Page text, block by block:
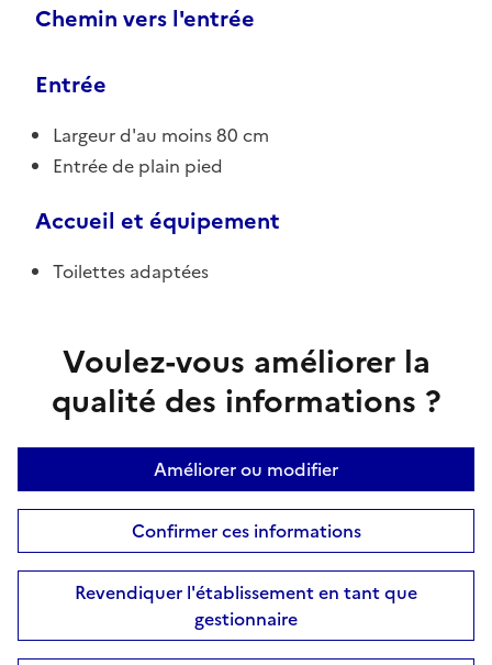
Chemin vers l'entrée
Entrée
Largeur d'au moins 80 cm
Entrée de plain pied
Accueil et équipement
Toilettes adaptées
Voulez-vous améliorer la
qualité des informations ?
Améliorer ou modifier
Confirmer ces informations
Revendiquer l'établissement en tant que
gestionnaire